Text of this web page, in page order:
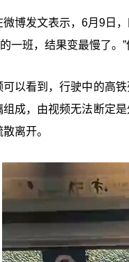
博发文表示，6月9日
一班，结果变最慢了。
以看到，行驶中的高
成，由视频无法断定
离开。